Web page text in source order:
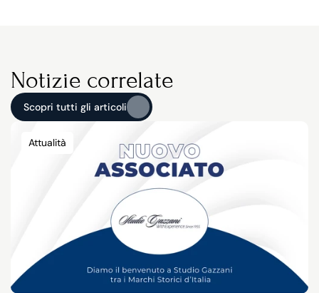
Notizie correlate
Scopri tutti gli articoli
Scopri tutti gli articoli
Attualità